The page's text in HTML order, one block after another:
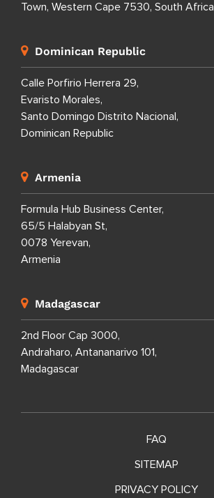
Town, Western Cape 7530, South Africa
Dominican Republic
Calle Porfirio Herrera 29,
Evaristo Morales,
Santo Domingo Distrito Nacional,
Dominican Republic
Armenia
Formula Hub Business Center,
65/5 Halabyan St,
0078 Yerevan,
Armenia
Madagascar
2nd Floor Cap 3000,
Andraharo, Antananarivo 101,
Madagascar
FAQ
SITEMAP
PRIVACY POLICY